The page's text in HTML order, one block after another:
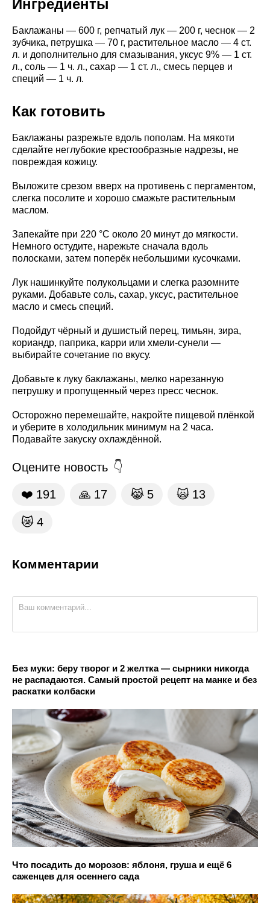
Ингредиенты
Баклажаны — 600 г, репчатый лук — 200 г, чеснок — 2
зубчика, петрушка — 70 г, растительное масло — 4 ст.
л. и дополнительно для смазывания, уксус 9% — 1 ст.
л., соль — 1 ч. л., сахар — 1 ст. л., смесь перцев и
специй — 1 ч. л.
Как готовить
Баклажаны разрежьте вдоль пополам. На мякоти
сделайте неглубокие крестообразные надрезы, не
повреждая кожицу.
Выложите срезом вверх на противень с пергаментом,
слегка посолите и хорошо смажьте растительным
маслом.
Запекайте при 220 °C около 20 минут до мягкости.
Немного остудите, нарежьте сначала вдоль
полосками, затем поперёк небольшими кусочками.
Лук нашинкуйте полукольцами и слегка разомните
руками. Добавьте соль, сахар, уксус, растительное
масло и смесь специй.
Подойдут чёрный и душистый перец, тимьян, зира,
кориандр, паприка, карри или хмели-сунели —
выбирайте сочетание по вкусу.
Добавьте к луку баклажаны, мелко нарезанную
петрушку и пропущенный через пресс чеснок.
Осторожно перемешайте, накройте пищевой плёнкой
и уберите в холодильник минимум на 2 часа.
Подавайте закуску охлаждённой.
Оцените новость
❤️ 191 🙏 17 😹 5 🙀 13
😿 4
Комментарии
Без муки: беру творог и 2 желтка — сырники никогда
не распадаются. Самый простой рецепт на манке и без
раскатки колбаски
Что посадить до морозов: яблоня, груша и ещё 6
саженцев для осеннего сада